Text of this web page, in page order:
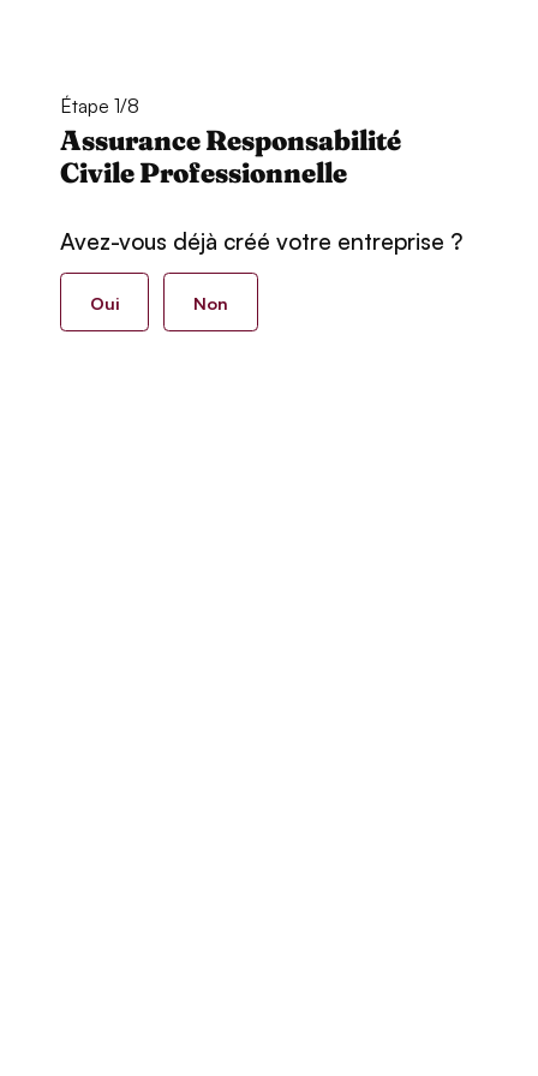
Étape 1/8
Assurance Responsabilité
Civile Professionnelle
Avez-vous déjà créé votre entreprise ?
Oui Non